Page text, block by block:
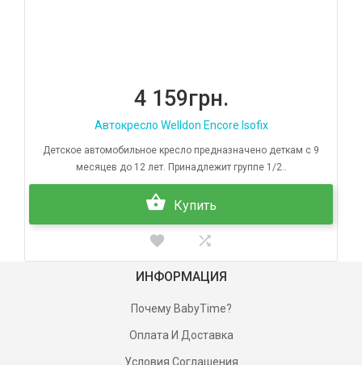
4 159грн.
Автокресло Welldon Encore Isofix
Детское автомобильное кресло предназначено деткам с 9
месяцев до 12 лет. Принадлежит группе 1/2..
Купить
ИНФОРМАЦИЯ
Почему BabyTime?
Оплата И Доставка
Условия Соглашения